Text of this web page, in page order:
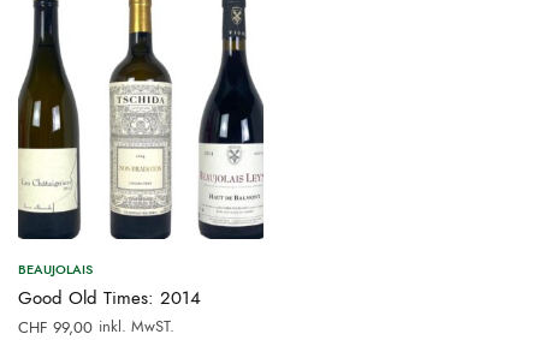
BEAUJOLAIS
Good Old Times: 2014
CHF 99,00 inkl. MwST.